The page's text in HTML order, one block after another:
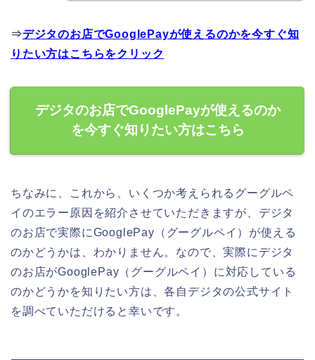
⇒デジタのお店でGooglePayが使えるのかを今すぐ知
りたい方はこちらをクリック
デジタのお店でGooglePayが使えるのか
を今すぐ知りたい方はこちら
ちなみに、これから、いくつか考えられるグーグルペ
イのエラー原因を紹介させていただきますが、デジタ
のお店で実際にGooglePay（グーグルペイ）が使える
のかどうかは、わかりません。なので、実際にデジタ
のお店がGooglePay（グーグルペイ）に対応している
のかどうかを知りたい方は、各自デジタの公式サイト
を調べていただけると幸いです。